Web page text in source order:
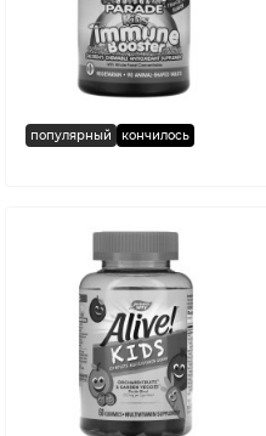
популярный кончилось